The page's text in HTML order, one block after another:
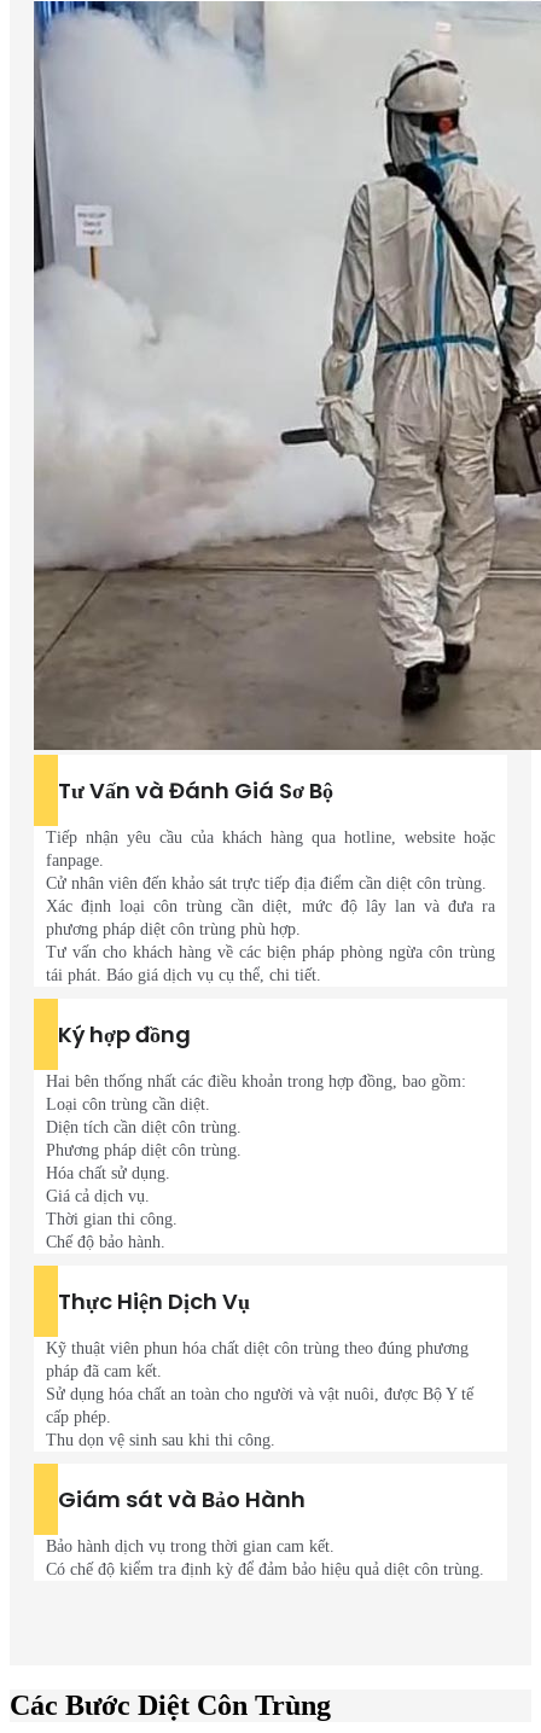
Tư Vấn và Đánh Giá Sơ Bộ
Tiếp nhận yêu cầu của khách hàng qua hotline, website hoặc
fanpage.
Cử nhân viên đến khảo sát trực tiếp địa điểm cần diệt côn trùng.
Xác định loại côn trùng cần diệt, mức độ lây lan và đưa ra
phương pháp diệt côn trùng phù hợp.
Tư vấn cho khách hàng về các biện pháp phòng ngừa côn trùng
tái phát. Báo giá dịch vụ cụ thể, chi tiết.
Ký hợp đồng
Hai bên thống nhất các điều khoản trong hợp đồng, bao gồm:
Loại côn trùng cần diệt.
Diện tích cần diệt côn trùng.
Phương pháp diệt côn trùng.
Hóa chất sử dụng.
Giá cả dịch vụ.
Thời gian thi công.
Chế độ bảo hành.
Thực Hiện Dịch Vụ
Kỹ thuật viên phun hóa chất diệt côn trùng theo đúng phương
pháp đã cam kết.
Sử dụng hóa chất an toàn cho người và vật nuôi, được Bộ Y tế
cấp phép.
Thu dọn vệ sinh sau khi thi công.
Giám sát và Bảo Hành
Bảo hành dịch vụ trong thời gian cam kết.
Có chế độ kiểm tra định kỳ để đảm bảo hiệu quả diệt côn trùng.
Các Bước Diệt Côn Trùng